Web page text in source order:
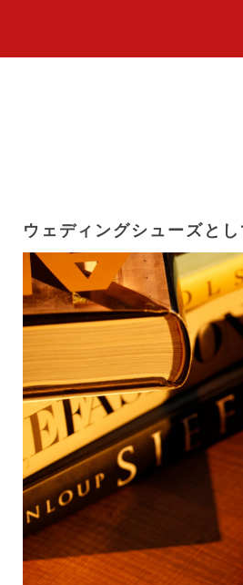
ウェディングシューズと